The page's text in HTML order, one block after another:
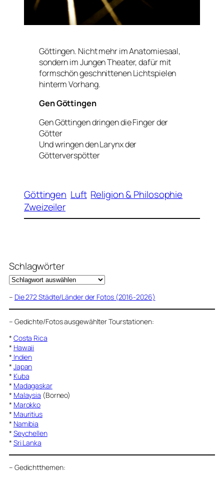
Göttingen. Nicht mehr im Anatomiesaal,
sondern im Jungen Theater, dafür mit
formschön geschnittenen Lichtspielen
hinterm Vorhang.
Gen Göttingen
Gen Göttingen dringen die Finger der
Götter
Und wringen den Larynx der
Götterverspötter
Göttingen Luft Religion & Philosophie
Zweizeiler
Schlagwörter
– Die 272 Städte/Länder der Fotos (2016-2026)
– Gedichte/Fotos ausgewählter Tourstationen:
* Costa Rica
* Hawaii
* Indien
* Japan
* Kuba
* Madagaskar
* Malaysia (Borneo)
* Marokko
* Mauritius
* Namibia
* Seychellen
* Sri Lanka
– Gedichtthemen: